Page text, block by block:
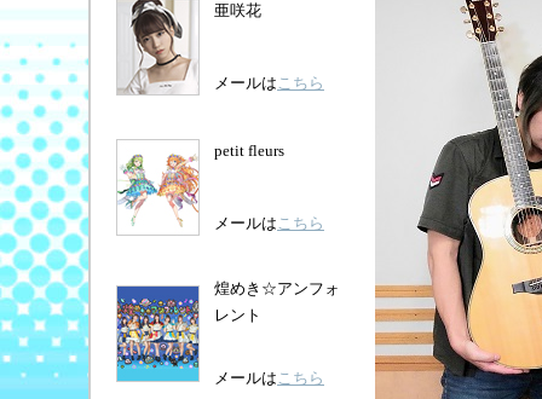
亜咲花
メールはこちら
petit fleurs
メールはこちら
煌めき☆アンフォ
レント
メールはこちら